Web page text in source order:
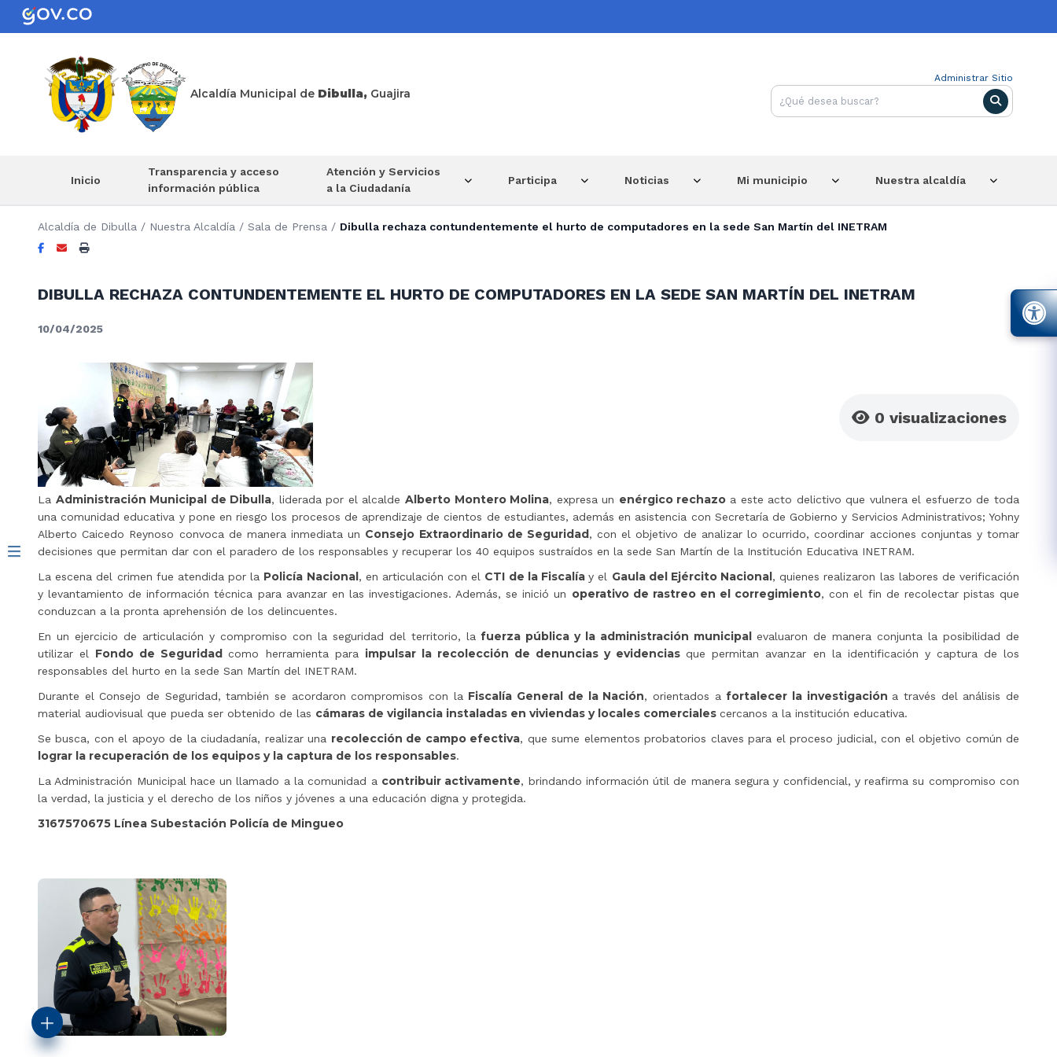
Alcaldía Municipal de Dibulla, Guajira
Administrar Sitio
Inicio
Transparencia y acceso
información pública
Atención y Servicios
a la Ciudadanía
Participa Noticias Mi municipio Nuestra alcaldía
Alcaldía de Dibulla / Nuestra Alcaldía / Sala de Prensa / Dibulla rechaza contundentemente el hurto de computadores en la sede San Martín del INETRAM
DIBULLA RECHAZA CONTUNDENTEMENTE EL HURTO DE COMPUTADORES EN LA SEDE SAN MARTÍN DEL INETRAM
10/04/2025
0 visualizaciones
La Administración Municipal de Dibulla, liderada por el alcaldeAlberto Montero Molina, expresa un enérgico rechazo a este acto delictivo que vulnera el esfuerzo de toda
una comunidad educativa y pone en riesgo los procesos de aprendizaje de cientos de estudiantes, además en asistencia con Secretaría de Gobierno y Servicios Administrativos; Yohny
Alberto Caicedo Reynoso convoca de manera inmediata un Consejo Extraordinario de Seguridad, con el objetivo de analizar lo ocurrido, coordinar acciones conjuntas y tomar
decisiones que permitan dar con el paradero de los responsables y recuperar los 40 equipos sustraídos en la sede San Martín de la Institución Educativa INETRAM.
La escena del crimen fue atendida por la Policía Nacional, en articulación con el CTI de la Fiscalíay el Gaula del Ejército Nacional, quienes realizaron las labores de verificación
y levantamiento de información técnica para avanzar en las investigaciones. Además, se inició un operativo de rastreo en el corregimiento, con el fin de recolectar pistas que
conduzcan a la pronta aprehensión de los delincuentes.
En un ejercicio de articulación y compromiso con la seguridad del territorio, lafuerza pública y la administración municipalevaluaron de manera conjunta la posibilidad de
utilizar el Fondo de Seguridadcomo herramienta para impulsar la recolección de denuncias y evidenciasque permitan avanzar en la identificación y captura de los
responsables del hurto en la sede San Martín del INETRAM.
Durante el Consejo de Seguridad, también se acordaron compromisos con la Fiscalía General de la Nación, orientados afortalecer la investigación a través del análisis de
material audiovisual que pueda ser obtenido de las cámaras de vigilancia instaladas en viviendas y locales comerciales cercanos a la institución educativa.
Se busca, con el apoyo de la ciudadanía, realizar una recolección de campo efectiva, que sume elementos probatorios claves para el proceso judicial, con el objetivo común de
lograr la recuperación de los equipos y la captura de los responsables.
La Administración Municipal hace un llamado a la comunidad a contribuir activamente, brindando información útil de manera segura y confidencial, y reafirma su compromiso con
la verdad, la justicia y el derecho de los niños y jóvenes a una educación digna y protegida.
3167570675 Línea Subestación Policía de Mingueo